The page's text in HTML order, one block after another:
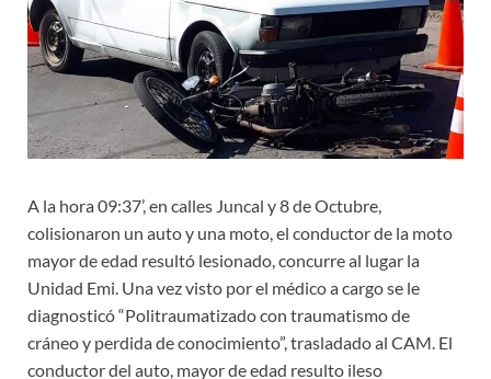
A la hora 09:37’, en calles Juncal y 8 de Octubre,
colisionaron un auto y una moto, el conductor de la moto
mayor de edad resultó lesionado, concurre al lugar la
Unidad Emi. Una vez visto por el médico a cargo se le
diagnosticó “Politraumatizado con traumatismo de
cráneo y perdida de conocimiento”, trasladado al CAM. El
conductor del auto, mayor de edad resulto ileso